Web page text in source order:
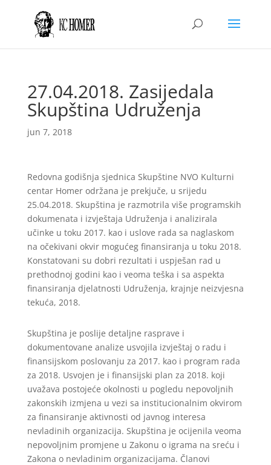
27.04.2018. Zasijedala
Skupština Udruženja
jun 7, 2018
Redovna godišnja sjednica Skupštine NVO Kulturni
centar Homer održana je prekjuče, u srijedu
25.04.2018. Skupština je razmotrila više programskih
dokumenata i izvještaja Udruženja i analizirala
učinke u toku 2017. kao i uslove rada sa naglaskom
na očekivani okvir mogućeg finansiranja u toku 2018.
Konstatovani su dobri rezultati i uspješan rad u
prethodnoj godini kao i veoma teška i sa aspekta
finansiranja djelatnosti Udruženja, krajnje neizvjesna
tekuća, 2018.
Skupština je poslije detaljne rasprave i
dokumentovane analize usvojila izvještaj o radu i
finansijskom poslovanju za 2017. kao i program rada
za 2018. Usvojen je i finansijski plan za 2018. koji
uvažava postojeće okolnosti u pogledu nepovoljnih
zakonskih izmjena u vezi sa institucionalnim okvirom
za finansiranje aktivnosti od javnog interesa
nevladinih organizacija. Skupština je ocijenila veoma
nepovoljnim promjene u Zakonu o igrama na sreću i
Zakona o nevladinim organizacijama. Članovi